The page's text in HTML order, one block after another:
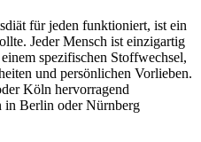
für jeden funktioniert, ist ein
Jeder Mensch ist einzigartig
spezifischen Stoffwechsel,
und persönlichen Vorlieben.
Köln hervorragend
in Berlin oder Nürnberg